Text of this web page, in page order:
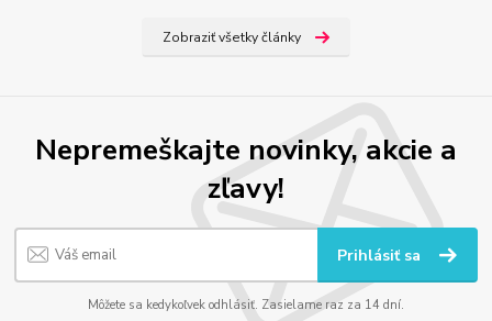
Zobraziť všetky články
Nepremeškajte novinky, akcie a
zľavy!
Prihlásiť sa
Môžete sa kedykoľvek odhlásiť. Zasielame raz za 14 dní.